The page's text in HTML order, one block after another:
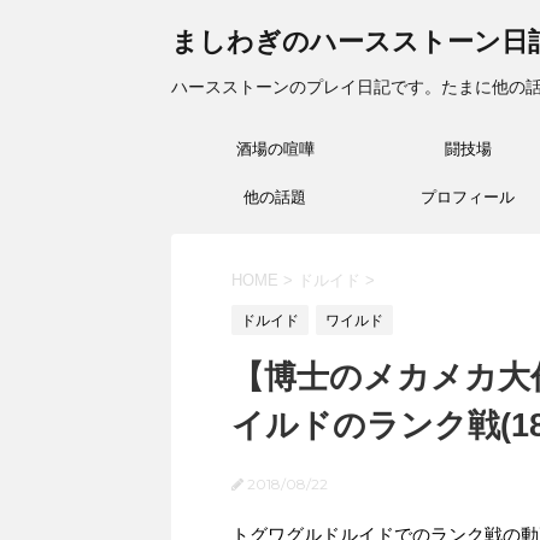
ましわぎのハースストーン日
ハースストーンのプレイ日記です。たまに他の
酒場の喧嘩 闘技場
他の話題 プロフィール
HOME > ドルイド >
ドルイド ワイルド
【博士のメカメカ
イルドのランク戦
2018/08/22
トグワグルドルイドでのランク戦の